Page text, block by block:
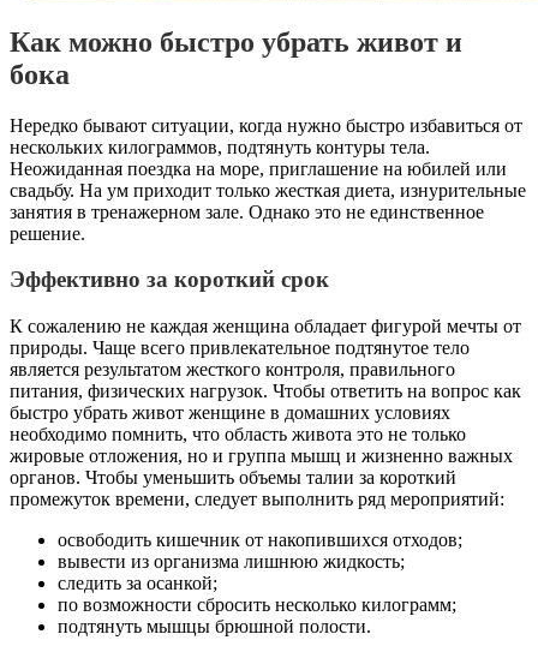
Как можно быстро убрать живот и
бока
Нередко бывают ситуации, когда нужно быстро избавиться от
нескольких килограммов, подтянуть контуры тела.
Неожиданная поездка на море, приглашение на юбилей или
свадьбу. На ум приходит только жесткая диета, изнурительные
занятия в тренажерном зале. Однако это не единственное
решение.
Эффективно за короткий срок
К сожалению не каждая женщина обладает фигурой мечты от
природы. Чаще всего привлекательное подтянутое тело
является результатом жесткого контроля, правильного
питания, физических нагрузок. Чтобы ответить на вопрос как
быстро убрать живот женщине в домашних условиях
необходимо помнить, что область живота это не только
жировые отложения, но и группа мышц и жизненно важных
органов. Чтобы уменьшить объемы талии за короткий
промежуток времени, следует выполнить ряд мероприятий:
освободить кишечник от накопившихся отходов;
вывести из организма лишнюю жидкость;
следить за осанкой;
по возможности сбросить несколько килограмм;
подтянуть мышцы брюшной полости.